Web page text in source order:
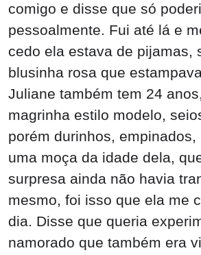
comigo e disse que só
pessoalmente. Fui até lá e
cedo ela estava de pijamas,
blusinha rosa que
Juliane também tem 24
magrinha estilo modelo,
porém durinhos, empinados,
uma moça da idade dela,
surpresa ainda não havia
mesmo, foi isso que ela me
dia. Disse que queria
namorado que também era